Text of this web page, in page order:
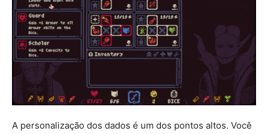
A personalização dos dados é um dos pontos altos. Você